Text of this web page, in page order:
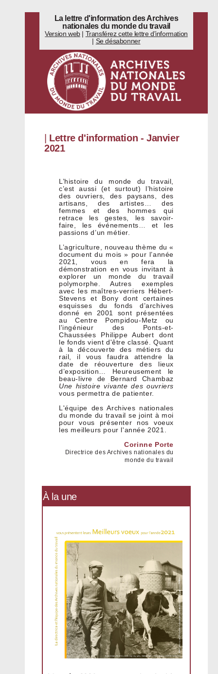
La lettre d'information des Archives
nationales du monde du travail
Version web| Transférez cette lettre d'information
| Se désabonner
Lettre d'information - Janvier
2021
L’histoire du monde du travail,
c’est aussi (et surtout) l’histoire
des ouvriers, des paysans, des
artisans, des artistes… des
femmes et des hommes qui
retrace les gestes, les savoir-
faire, les événements… et les
passions d’un métier.
L’agriculture, nouveau thème du «
document du mois » pour l’année
2021, vous en fera la
démonstration en vous invitant à
explorer un monde du travail
polymorphe. Autres exemples
avec les maîtres-verriers Hébert-
Stevens et Bony dont certaines
esquisses du fonds d’archives
donné en 2001 sont présentées
au Centre Pompidou-Metz ou
l'ingénieur des Ponts-et-
Chaussées Philippe Aubert dont
le fonds vient d'être classé. Quant
à la découverte des métiers du
rail, il vous faudra attendre la
date de réouverture des lieux
d’exposition… Heureusement le
beau-livre de Bernard Chambaz
Une histoire vivante des ouvriers
vous permettra de patienter.
L'équipe des Archives nationales
du monde du travail se joint à moi
pour vous présenter nos voeux
les meilleurs pour l'année 2021.
Corinne Porte
Directrice des Archives nationales du
monde du travail
À la une